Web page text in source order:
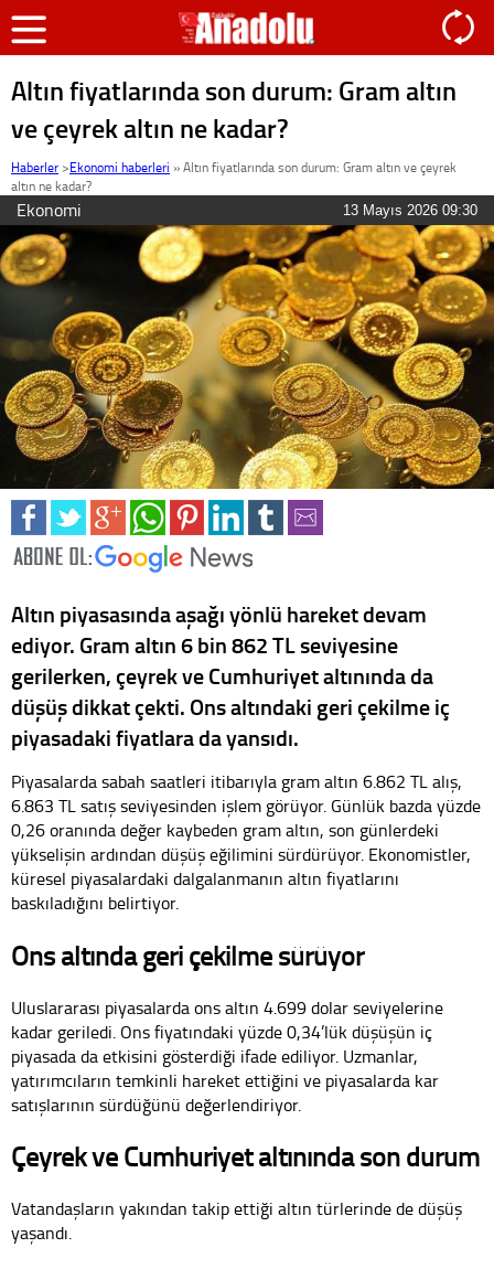
Altın fiyatlarında son durum: Gram altın
ve çeyrek altın ne kadar?
Haberler >Ekonomi haberleri »Altın fiyatlarında son durum: Gram altın ve çeyrek
altın ne kadar?
Ekonomi 13 Mayıs 2026 09:30
Altın piyasasında aşağı yönlü hareket devam
ediyor. Gram altın 6 bin 862 TL seviyesine
gerilerken, çeyrek ve Cumhuriyet altınında da
düşüş dikkat çekti. Ons altındaki geri çekilme iç
piyasadaki fiyatlara da yansıdı.
Piyasalarda sabah saatleri itibarıyla gram altın 6.862 TL alış,
6.863 TL satış seviyesinden işlem görüyor. Günlük bazda yüzde
0,26 oranında değer kaybeden gram altın, son günlerdeki
yükselişin ardından düşüş eğilimini sürdürüyor. Ekonomistler,
küresel piyasalardaki dalgalanmanın altın fiyatlarını
baskıladığını belirtiyor.
Ons altında geri çekilme sürüyor
Uluslararası piyasalarda ons altın 4.699 dolar seviyelerine
kadar geriledi. Ons fiyatındaki yüzde 0,34’lük düşüşün iç
piyasada da etkisini gösterdiği ifade ediliyor. Uzmanlar,
yatırımcıların temkinli hareket ettiğini ve piyasalarda kar
satışlarının sürdüğünü değerlendiriyor.
Çeyrek ve Cumhuriyet altınında son durum
Vatandaşların yakından takip ettiği altın türlerinde de düşüş
yaşandı.